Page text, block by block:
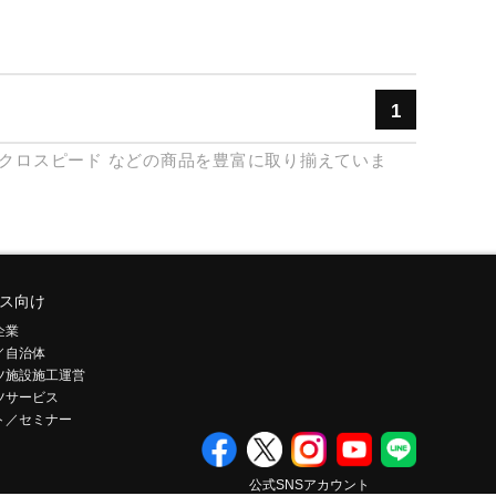
1
ロスピード などの商品を豊富に取り揃えていま
向け
業
自治体
施設施工運営
サービス
／セミナー
公式SNSアカウント